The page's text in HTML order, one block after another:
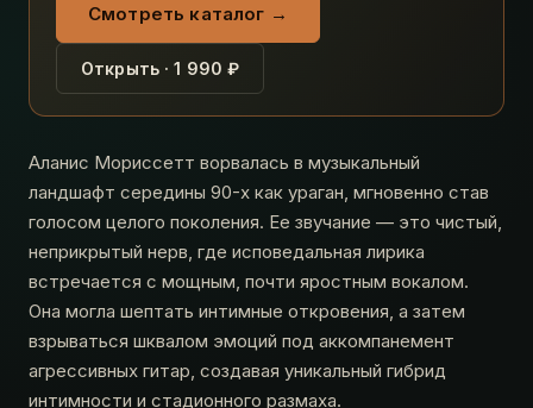
Смотреть каталог →
Открыть · 1 990 ₽
Аланис Мориссетт ворвалась в музыкальный
ландшафт середины 90-х как ураган, мгновенно став
голосом целого поколения. Ее звучание — это чистый,
неприкрытый нерв, где исповедальная лирика
встречается с мощным, почти яростным вокалом.
Она могла шептать интимные откровения, а затем
взрываться шквалом эмоций под аккомпанемент
агрессивных гитар, создавая уникальный гибрид
интимности и стадионного размаха.